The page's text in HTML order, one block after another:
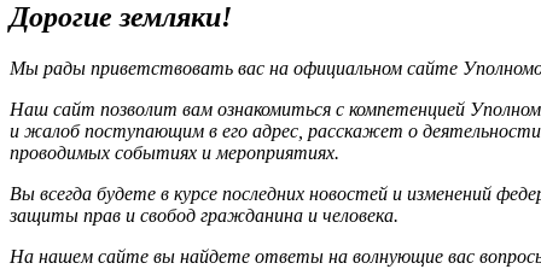
Дорогие земляки!
Мы рады приветствовать вас на официальном сайте
Наш сайт позволит вам ознакомиться с компетенцией
и жалоб поступающим в его адрес, расскажет о
проводимых событиях и мероприятиях.
Вы всегда будете в курсе последних новостей и изменений
защиты прав и свобод гражданина и человека.
На нашем сайте вы найдете ответы на волнующие вас